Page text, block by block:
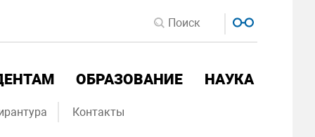
ОБРАЗОВАНИЕ НАУКА
Контакты